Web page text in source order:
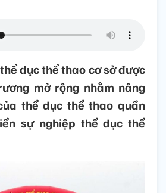
dục thể thao cơ sở được
mở rộng nhằm nâng
thể dục thể thao quần
sự nghiệp thể dục thể